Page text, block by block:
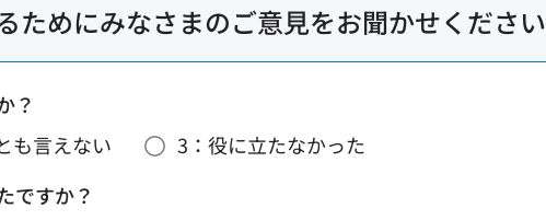
ためにみなさまのご意見をお聞かせください
？
も言えない
3：役に立たなかった
ですか？